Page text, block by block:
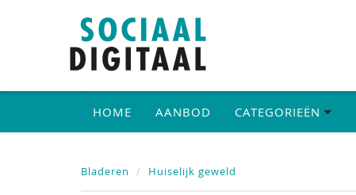
HOME AANBOD CATEGORIEËN
Bladeren Huiselijk geweld